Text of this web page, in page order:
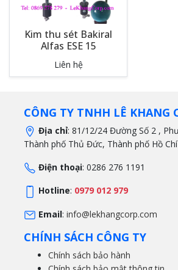
Kim thu sét Bakiral
Alfas ESE 15
Liên hệ
CÔNG TY TNHH LÊ KHANG
Địa chỉ: 81/12/24 Đường Số 2 ,
Thành phố Thủ Đức, Thành phố Hồ
Điện thoại: 0286 276 1191
Hotline: 0979 012 979
Email: info@lekhangcorp.com
CHÍNH SÁCH CÔNG TY
Chính sách bảo hành